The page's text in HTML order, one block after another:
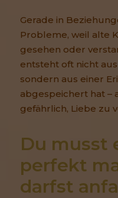
Gerade in
Probleme, weil alte
gesehen oder
entsteht oft nicht
sondern aus einer
abgespeichert hat –
gefährlich, Liebe zu
Du musst
perfekt
darfst